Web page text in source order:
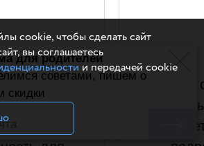
для родителей
советами, пишем о
скидки
буллинг,
Не дам
cookie, чтобы сделать сайт
вы соглашаетесь
и передачей cookie